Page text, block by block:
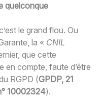
quelconque
le grand flou. Ou
la « CNIL
que cette
en compte, faute d’être
RGPD (GPDP, 21
10002324).